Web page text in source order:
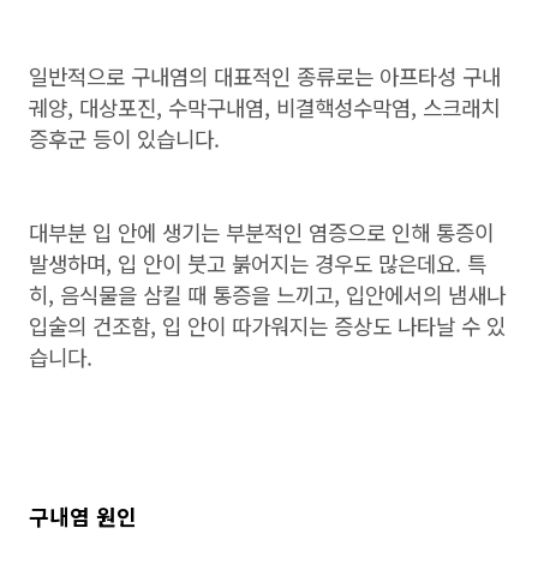
일반적으로 구내염의 대표적인 종류로는 아프타성 구내
궤양, 대상포진, 수막구내염, 비결핵성수막염, 스크래치
증후군 등이 있습니다.
대부분 입 안에 생기는 부분적인 염증으로 인해 통증이
발생하며, 입 안이 붓고 붉어지는 경우도 많은데요. 특
히, 음식물을 삼킬 때 통증을 느끼고, 입안에서의 냄새나
입술의 건조함, 입 안이 따가워지는 증상도 나타날 수 있
습니다.
구내염 원인